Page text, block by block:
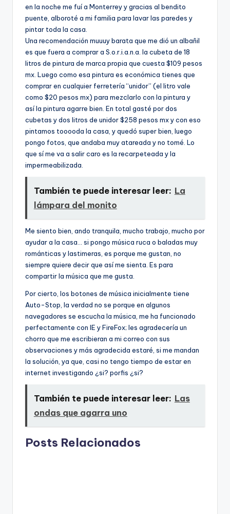
en la noche me fuí­ a Monterrey y gracias al bendito
puente, alboroté a mi familia para lavar las paredes y
pintar toda la casa.
Una recomendación muuuy barata que me dió un albañil
es que fuera a comprar a S.o.r.i.a.n.a. la cubeta de 18
litros de pintura de marca propia que cuesta $109 pesos
mx. Luego como esa pintura es económica tienes que
comprar en cualquier ferreterí­a “unidor” (el litro vale
como $20 pesos mx) para mezclarlo con la pintura y
así­ la pintura agarre bien. En total gasté por dos
cubetas y dos litros de unidor $258 pesos mx y con eso
pintamos tooooda la casa, y quedó super bien, luego
pongo fotos, que andaba muy atareada y no tomé. Lo
que sí­ me va a salir caro es la recarpeteada y la
impermeabilizada.
También te puede interesar leer: La
lámpara del monito
Me siento bien, ando tranquila, mucho trabajo, mucho por
ayudar a la casa… si pongo música ruca o baladas muy
románticas y lastimeras, es porque me gustan, no
siempre quiere decir que así­ me sienta. Es para
compartir la música que me gusta.
Por cierto, los botones de música inicialmente tiene
Auto-Stop, la verdad no se porque en algunos
navegadores se escucha la música, me ha funcionado
perfectamente con IE y FireFox; les agradecerí­a un
chorro que me escribieran a mi correo con sus
observaciones y más agradecida estaré, si me mandan
la solución, ya que, casi no tengo tiempo de estar en
internet investigando ¿si? porfis ¿si?
También te puede interesar leer: Las
ondas que agarra uno
Posts Relacionados